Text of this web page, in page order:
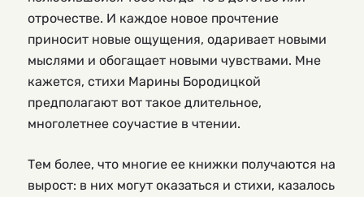
отрочестве. И каждое новое прочтение
приносит новые ощущения, одаривает новыми
мыслями и обогащает новыми чувствами. Мне
кажется, стихи Марины Бородицкой
предполагают вот такое длительное,
многолетнее соучастие в чтении.
Тем более, что многие ее книжки получаются на
вырост: в них могут оказаться и стихи, казалось